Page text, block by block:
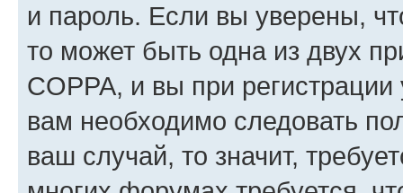
и пароль. Если вы уверены,
то может быть одна из двух
COPPA, и вы при
вам необходимо следовать
ваш случай, то значит,